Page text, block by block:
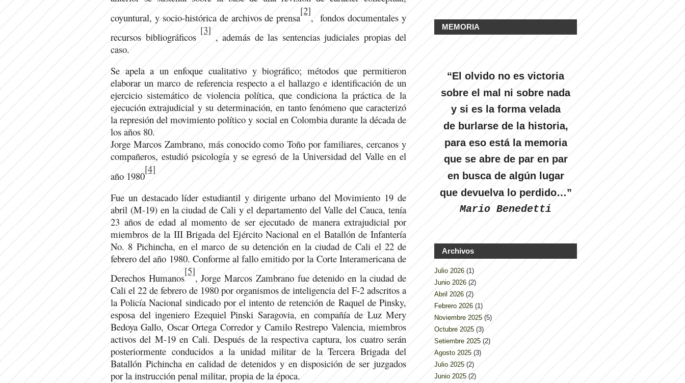
coyuntural, y socio-histórica de archivos de prensa
[2]
, fondos documentales y
recursos bibliográficos
[3]
, además de las sentencias judiciales propias del
caso.
Se apela a un enfoque cualitativo y biográfico; métodos que permitieron
elaborar un marco de referencia respecto a el hallazgo e identificación de un
ejercicio sistemático de violencia política, que condiciona la práctica de la
ejecución extrajudicial y su determinación, en tanto fenómeno que caracterizó
la represión del movimiento político y social en Colombia durante la década de
los años 80.
Jorge Marcos Zambrano, más conocido como Toño por familiares, cercanos y
compañeros, estudió psicología y se egresó de la Universidad del Valle en el
año 1980
[4]
Fue un destacado líder estudiantil y dirigente urbano del Movimiento 19 de
abril (M-19) en la ciudad de Cali y el departamento del Valle del Cauca, tenía
23 años de edad al momento de ser ejecutado de manera extrajudicial por
miembros de la III Brigada del Ejército Nacional en el Batallón de Infantería
No. 8 Pichincha, en el marco de su detención en la ciudad de Cali el 22 de
febrero del año 1980. Conforme al fallo emitido por la Corte Interamericana de
Derechos Humanos
[5]
, Jorge Marcos Zambrano fue detenido en la ciudad de
Cali el 22 de febrero de 1980 por organismos de inteligencia del F-2 adscritos a
la Policía Nacional sindicado por el intento de retención de Raquel de Pinsky,
esposa del ingeniero Ezequiel Pinski Saragovia, en compañía de Luz Mery
Bedoya Gallo, Oscar Ortega Corredor y Camilo Restrepo Valencia, miembros
activos del M-19 en Cali. Después de la respectiva captura, los cuatro serán
posteriormente conducidos a la unidad militar de la Tercera Brigada del
Batallón Pichincha en calidad de detenidos y en disposición de ser juzgados
por la instrucción penal militar, propia de la época.
MEMORIA
“El olvido no es victoria
sobre el mal ni sobre nada
y si es la forma velada
de burlarse de la historia,
para eso está la memoria
que se abre de par en par
en busca de algún lugar
que devuelva lo perdido…”
Mario Benedetti
Archivos
Julio 2026 (1)
Junio 2026 (2)
Abril 2026 (2)
Febrero 2026 (1)
Noviembre 2025 (5)
Octubre 2025 (3)
Setiembre 2025 (2)
Agosto 2025 (3)
Julio 2025 (2)
Junio 2025 (2)